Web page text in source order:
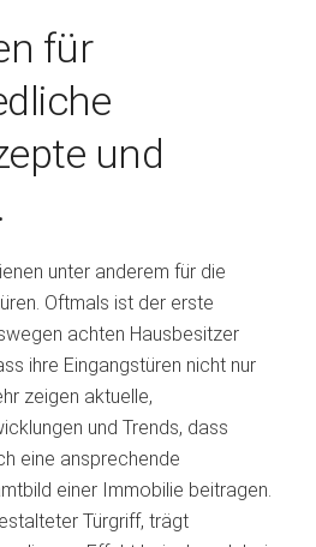
für
und
unter anderem für die
Oftmals ist der erste
achten Hausbesitzer
ihre Eingangstüren nicht nur
zeigen aktuelle,
und Trends, dass
eine ansprechende
einer Immobilie beitragen.
Türgriff, trägt